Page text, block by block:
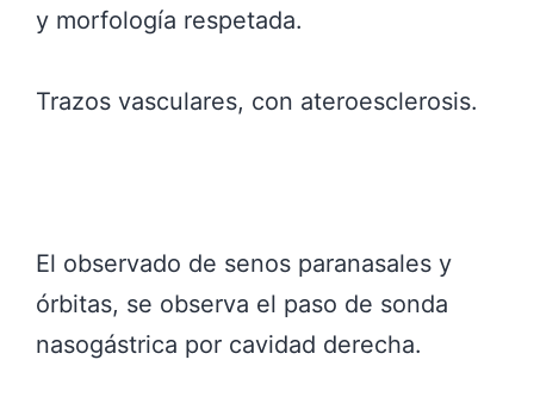
y morfología respetada.
Trazos vasculares, con ateroesclerosis.
El observado de senos paranasales y
órbitas, se observa el paso de sonda
nasogástrica por cavidad derecha.